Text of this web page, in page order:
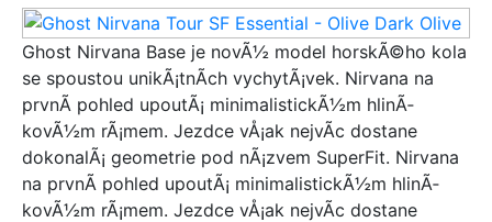
MEXLLER
Olpran
Cube
PUKY
Fly Bikes
Le Grand
Bergamont
BBF
Ghost Nirvana Base je novÃ½ model horskÃ©ho kola
se spoustou unikÃ¡tnÃ­ch vychytÃ¡vek. Nirvana na
prvnÃ­ pohled upoutÃ¡ minimalistickÃ½m hlinÃ­
kovÃ½m rÃ¡mem. Jezdce vÅ¡ak nejvÃ­c dostane
dokonalÃ¡ geometrie pod nÃ¡zvem SuperFit. Nirvana
na prvnÃ­ pohled upoutÃ¡ minimalistickÃ½m hlinÃ­
kovÃ½m rÃ¡mem. Jezdce vÅ¡ak nejvÃ­c dostane